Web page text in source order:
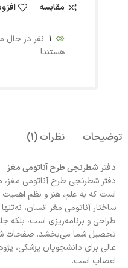
مقایسه
1 نفر در
هستند!
توضیحات نظرات (1)
دفتر شطرنجی طرح آناتومی
دفتر شطرنجی طرح آناتومی مغز،
است که به علم، هنر و نظم اهمیت
ساختار آناتومی مغز انسان،
طراحی و برنامه‌ریزی است، بلکه
تحصیل شما می‌بخشد. صفحات
عالی برای دانشجویان پزشکی،
اعصاب است.